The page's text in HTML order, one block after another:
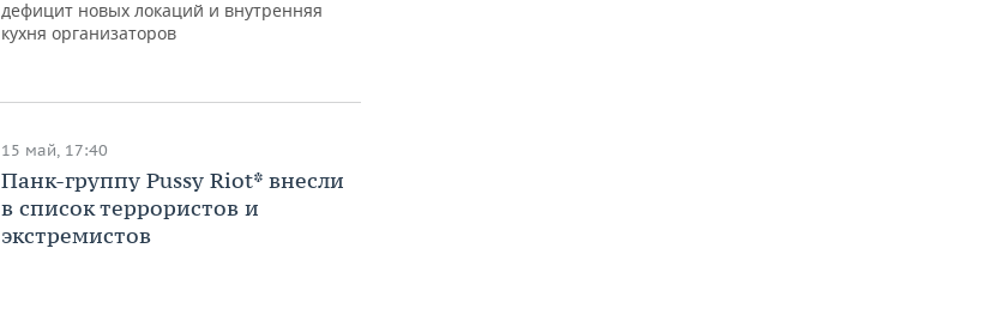
дефицит новых локаций и внутренняя
кухня организаторов
15 май, 17:40
Панк-группу Pussy Riot* внесли
в список террористов и
экстремистов